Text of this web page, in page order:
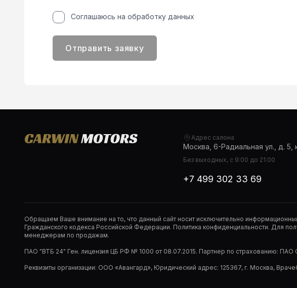
Соглашаюсь на обработку данных
Отправить заявку
Адрес салона
Москва, 6-Радиальная ул., д. 5,
Без выходных, с 9:00 до 21:00
+7 499 302 33 69
Обращаем Ваше внимание на то, что данный сайт носит исключительно
Гражданского кодекса Российской Федерации. Политика конфиденциальности. Для
менеджерам по продажам.
ПАО "ВТБ 24" Ген. лицензия ЦБ РФ № 1000 от 08.07.2015. Партнер по страхованию:
Реквизиты организации: ООО «Авангард», Юридический адрес: 125367, г. Москва,